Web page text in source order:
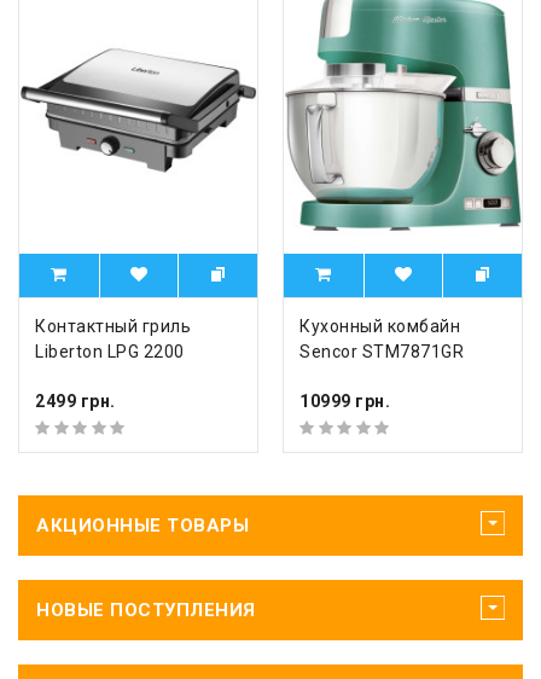
Контактный гриль
Liberton LPG 2200
2499 грн.
Кухонный комбайн
Sencor STM7871GR
10999 грн.
АКЦИОННЫЕ ТОВАРЫ
НОВЫЕ ПОСТУПЛЕНИЯ